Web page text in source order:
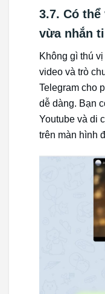
3.7. Có
vừa nhắn
Không gì thú
video và trò
Telegram cho
dễ dàng. Bạn
Youtube và di
trên màn hình